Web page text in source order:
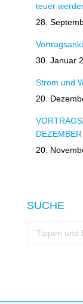
teuer
28.
30. Januar
Strom und
20.
20.
SUCHE
Search: